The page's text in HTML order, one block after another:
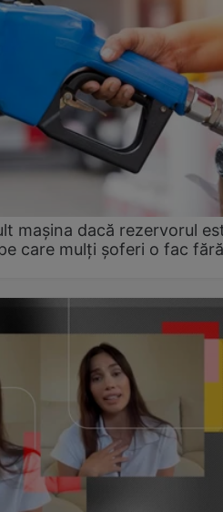
mașina dacă rezervorul
care mulți șoferi o fac